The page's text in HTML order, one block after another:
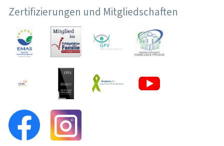
Zertifizierungen und Mitgliedschaften